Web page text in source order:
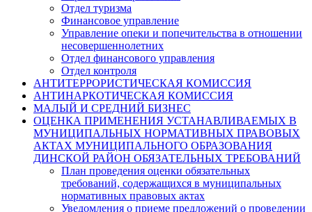
Отдел туризма
Финансовое управление
Управление опеки и попечительства в отношении
несовершеннолетних
Отдел финансового управления
Отдел контроля
АНТИТЕРРОРИСТИЧЕСКАЯ КОМИССИЯ
АНТИНАРКОТИЧЕСКАЯ КОМИССИЯ
МАЛЫЙ И СРЕДНИЙ БИЗНЕС
ОЦЕНКА ПРИМЕНЕНИЯ УСТАНАВЛИВАЕМЫХ В
МУНИЦИПАЛЬНЫХ НОРМАТИВНЫХ ПРАВОВЫХ
АКТАХ МУНИЦИПАЛЬНОГО ОБРАЗОВАНИЯ
ДИНСКОЙ РАЙОН ОБЯЗАТЕЛЬНЫХ ТРЕБОВАНИЙ
План проведения оценки обязательных
требований, содержащихся в муниципальных
нормативных правовых актах
Уведомления о приеме предложений о проведении